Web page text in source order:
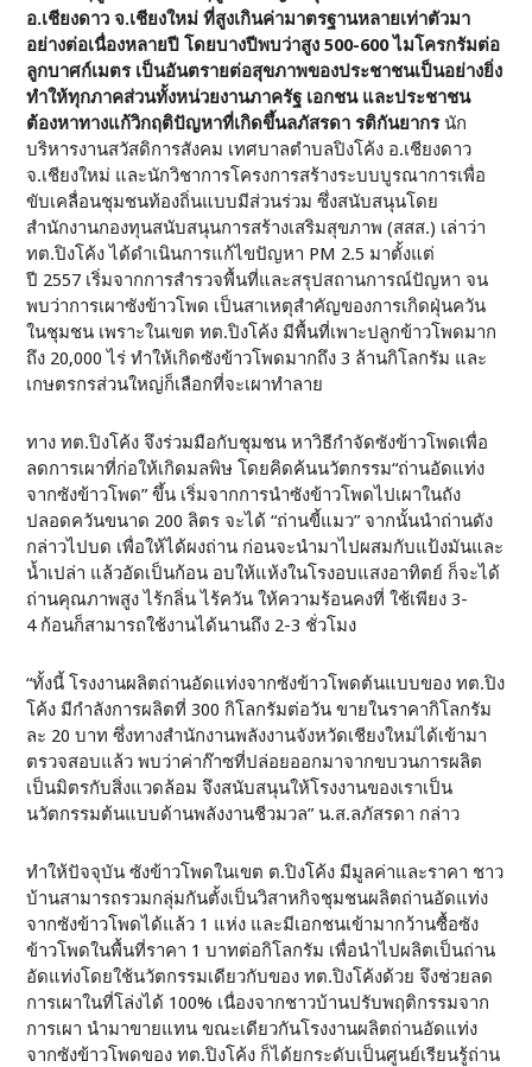
อ.เชียงดาว จ.เชียงใหม่ ที่สูงเกินค่ามาตรฐานหลายเท่าตัวมา
อย่างต่อเนื่องหลายปี โดยบางปีพบว่าสูง 500-600 ไมโครกรัมต่อ
ลูกบาศก์เมตร เป็นอันตรายต่อสุขภาพของประชาชนเป็นอย่างยิ่ง
ทำให้ทุกภาคส่วนทั้งหน่วยงานภาครัฐ เอกชน และประชาชน
ต้องหาทางแก้วิกฤติปัญหาที่เกิดขึ้นลภัสรดา รติกันยากรนัก
บริหารงานสวัสดิการสังคม เทศบาลตำบลปิงโค้ง อ.เชียงดาว
จ.เชียงใหม่ และนักวิชาการโครงการสร้างระบบบูรณาการเพื่อ
ขับเคลื่อนชุมชนท้องถิ่นแบบมีส่วนร่วม ซึ่งสนับสนุนโดย
สำนักงานกองทุนสนับสนุนการสร้างเสริมสุขภาพ (สสส.) เล่าว่า
ทต.ปิงโค้ง ได้ดำเนินการแก้ไขปัญหา PM 2.5 มาตั้งแต่
ปี 2557 เริ่มจากการสำรวจพื้นที่และสรุปสถานการณ์ปัญหา จน
พบว่าการเผาซังข้าวโพด เป็นสาเหตุสำคัญของการเกิดฝุ่นควัน
ในชุมชน เพราะในเขต ทต.ปิงโค้ง มีพื้นที่เพาะปลูกข้าวโพดมาก
ถึง 20,000 ไร่ ทำให้เกิดซังข้าวโพดมากถึง 3 ล้านกิโลกรัม และ
เกษตรกรส่วนใหญ่ก็เลือกที่จะเผาทำลาย
ทาง ทต.ปิงโค้ง จึงร่วมมือกับชุมชน หาวิธีกำจัดซังข้าวโพดเพื่อ
ลดการเผาที่ก่อให้เกิดมลพิษ โดยคิดค้นนวัตกรรม“ถ่านอัดแท่ง
จากซังข้าวโพด” ขึ้น เริ่มจากการนำซังข้าวโพดไปเผาในถัง
ปลอดควันขนาด 200 ลิตร จะได้ “ถ่านขี้แมว” จากนั้นนำถ่านดัง
กล่าวไปบด เพื่อให้ได้ผงถ่าน ก่อนจะนำมาไปผสมกับแป้งมันและ
น้ำเปล่า แล้วอัดเป็นก้อน อบให้แห้งในโรงอบแสงอาทิตย์ ก็จะได้
ถ่านคุณภาพสูง ไร้กลิ่น ไร้ควัน ให้ความร้อนคงที่ ใช้เพียง 3-
4 ก้อนก็สามารถใช้งานได้นานถึง 2-3 ชั่วโมง
“ทั้งนี้ โรงงานผลิตถ่านอัดแท่งจากซังข้าวโพดต้นแบบของ ทต.ปิง
โค้ง มีกำลังการผลิตที่ 300 กิโลกรัมต่อวัน ขายในราคากิโลกรัม
ละ 20 บาท ซึ่งทางสำนักงานพลังงานจังหวัดเชียงใหม่ได้เข้ามา
ตรวจสอบแล้ว พบว่าค่าก๊าซที่ปล่อยออกมาจากขบวนการผลิต
เป็นมิตรกับสิ่งแวดล้อม จึงสนับสนุนให้โรงงานของเราเป็น
นวัตกรรมต้นแบบด้านพลังงานชีวมวล” น.ส.ลภัสรดา กล่าว
ทำให้ปัจจุบัน ซังข้าวโพดในเขต ต.ปิงโค้ง มีมูลค่าและราคา ชาว
บ้านสามารถรวมกลุ่มกันตั้งเป็นวิสาหกิจชุมชนผลิตถ่านอัดแท่ง
จากซังข้าวโพดได้แล้ว 1 แห่ง และมีเอกชนเข้ามากว้านซื้อซัง
ข้าวโพดในพื้นที่ราคา 1 บาทต่อกิโลกรัม เพื่อนำไปผลิตเป็นถ่าน
อัดแท่งโดยใช้นวัตกรรมเดียวกับของ ทต.ปิงโค้งด้วย จึงช่วยลด
การเผาในที่โล่งได้ 100% เนื่องจากชาวบ้านปรับพฤติกรรมจาก
การเผา นำมาขายแทน ขณะเดียวกันโรงงานผลิตถ่านอัดแท่ง
จากซังข้าวโพดของ ทต.ปิงโค้ง ก็ได้ยกระดับเป็นศูนย์เรียนรู้ถ่าน